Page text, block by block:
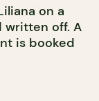
on a
written off. A
is booked